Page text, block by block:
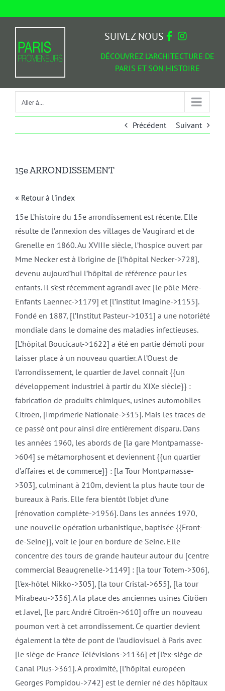
Aller à...
DÉCOUVREZ L'ARCHITECTURE DE
PARIS ET SON HISTOIRE
SUIVEZ NOUS
Aller à...
Précédent Suivant
15e ARRONDISSEMENT
« Retour à l'index
15e L’histoire du 15e arrondissement est récente. Elle
résulte de l’annexion des villages de Vaugirard et de
Grenelle en 1860. Au XVIIIe siècle, l’hospice ouvert par
Mme Necker est à l’origine de [l’hôpital Necker->728],
devenu aujourd’hui l’hôpital de référence pour les
enfants. Il s’est récemment agrandi avec [le pôle Mère-
Enfants Laennec->1179] et [l’institut Imagine->1155].
Fondé en 1887, [l’Institut Pasteur->1031] a une notoriété
mondiale dans le domaine des maladies infectieuses.
[L’hôpital Boucicaut->1622] a été en partie démoli pour
laisser place à un nouveau quartier. A l’Ouest de
l’arrondissement, le quartier de Javel connaît {{un
développement industriel à partir du XIXe siècle}} :
fabrication de produits chimiques, usines automobiles
Citroën, [Imprimerie Nationale->315]. Mais les traces de
ce passé ont pour ainsi dire entièrement disparu. Dans
les années 1960, les abords de [la gare Montparnasse-
>604] se métamorphosent et deviennent {{un quartier
d’affaires et de commerce}} : [la Tour Montparnasse-
>303], culminant à 210m, devient la plus haute tour de
bureaux à Paris. Elle fera bientôt l’objet d’une
[rénovation complète->1956]. Dans les années 1970,
une nouvelle opération urbanistique, baptisée {{Front-
de-Seine}}, voit le jour en bordure de Seine. Elle
concentre des tours de grande hauteur autour du [centre
commercial Beaugrenelle->1149] : [la tour Totem->306],
[l’ex-hôtel Nikko->305], [la tour Cristal->655], [la tour
Mirabeau->356]. A la place des anciennes usines Citröen
et Javel, [le parc André Citroën->610] offre un nouveau
poumon vert à cet arrondissement. Ce quartier devient
également la tête de pont de l’audiovisuel à Paris avec
[le siège de France Télévisions->1136] et [l’ex-siège de
Canal Plus->361]. A proximité, [l’hôpital européen
Georges Pompidou->742] est le dernier né des hôpitaux